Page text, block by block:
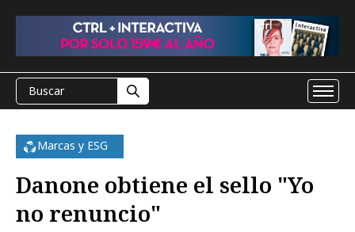
Marcas y ESG
Danone obtiene el sello "Yo
no renuncio"